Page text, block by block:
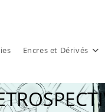
Encres et Dérivés